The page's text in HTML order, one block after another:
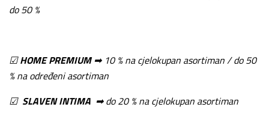
do 50 %
☑HOME PREMIUM➡ 10 % na cjelokupan asortiman / do 50
% na određeni asortiman
☑ SLAVEN INTIMA ➡ do 20 % na cjelokupan asortiman